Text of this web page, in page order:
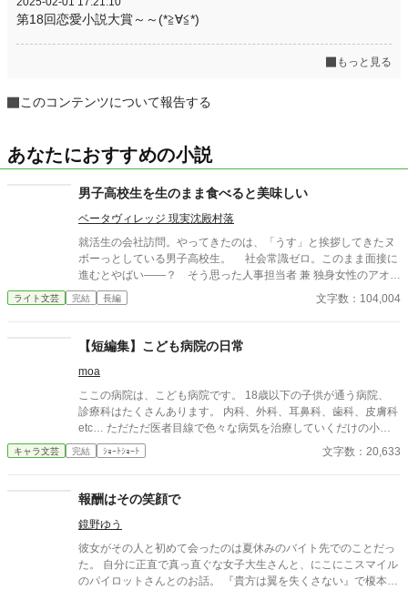
第18回恋愛小説大賞～～(*≧∀≦*)
もっと見る
このコンテンツについて報告する
あなたにおすすめの小説
男子高校生を生のまま食べると美味しい
ベータヴィレッジ 現実沈殿村落
就活生の会社訪問。やってきたのは、「うす」と挨拶してきたヌ
ボーっとしている男子高校生。 社会常識ゼロ。このまま面接に
進むとやばい――？ そう思った人事担当者 兼 独身女性のアオイ
は、会社に内緒であれやこれやと面倒を見ていきます。 人事担
当者のお姉さんが朴訥系男子高校生を愛でるお話。
ライト文芸 完結 長編 文字数：104,004
【短編集】こども病院の日常
moa
ここの病院は、こども病院です。 18歳以下の子供が通う病院、
診療科はたくさんあります。 内科、外科、耳鼻科、歯科、皮膚科
etc… ただただ医者目線で色々な病気を治療していくだけの小説
です。 恋愛要素などは一切ありません。 密着病院24時！的な感
じです。 人物像などは表記していない為、読者様のご想像にお任
ください。 歯科以外の医療知識はそこまで詳しくないのですみま
せんがご了承ください。
キャラ文芸 完結 ｼｮｰﾄｼｮｰﾄ 文字数：20,633
報酬はその笑顔で
鏡野ゆう
彼女がその人と初めて会ったのは夏休みのバイト先でのことだっ
た。 自分に正直で真っ直ぐな女子大生さんと、にこにこスマイル
のパイロットさんとのお話。 『貴方は翼を失くさない』で榎本さ